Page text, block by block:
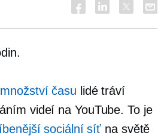
času lidé tráví
videí na YouTube. To je
sociální síť na světě